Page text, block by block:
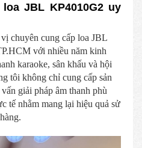
JBL KP4010G2 uy
chuyên cung cấp loa JBL
với nhiều năm kinh
karaoke, sân khấu và hội
tôi không chỉ cung cấp sản
giải pháp âm thanh phù
tế nhằm mang lại hiệu quả sử